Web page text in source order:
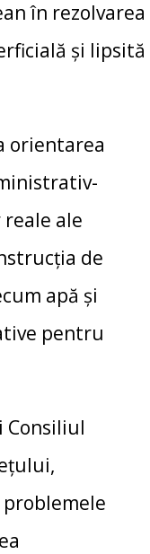
în rezolvarea
și lipsită
orientarea
ale
de
apă și
pentru
Consiliul